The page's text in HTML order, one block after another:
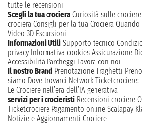
tutte le recensioni
Scegli la tua crociera Curiosità sulle crociere
crociera Consigli per la tua Crociera Quando
Video 3D Escursioni
Informazioni Utili Supporto tecnico
privacy Informativa cookies Assicurazione
Accessibilità Parcheggi Lavora con noi
Il nostro Brand Prenotazione Traghetti
siamo Dove trovarci Network Ticketcrociere:
Le Crociere nell’era dell’IA generativa
servizi per i crocieristi Recensioni crociere
Ticketcrociere Pagamento online Scalapay
Notizie e Aggiornamenti Crociere